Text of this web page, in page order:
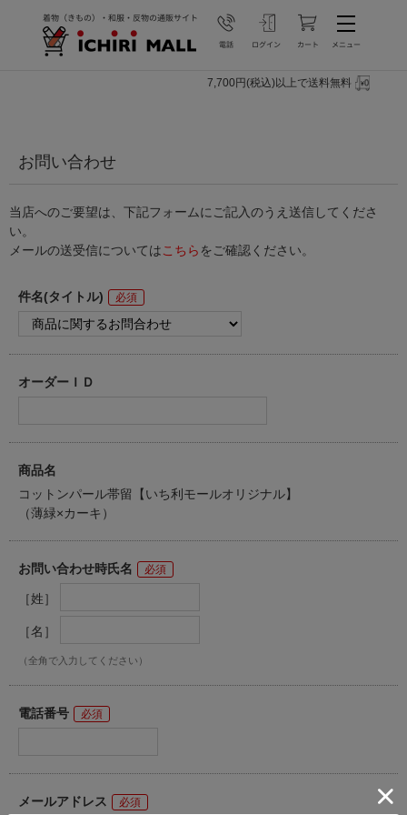
7,700円(税込)以上で送料無料
お問い合わせ
当店へのご要望は、下記フォームにご記入のうえ送信してくださ
い。
メールの送受信については こちら をご確認ください。
件名(タイトル)
オーダーＩＤ
商品名
コットンパール帯留【いち利モールオリジナル】
（薄緑×カーキ）
お問い合わせ時氏名
［姓］
［名］
（全角で入力してください）
電話番号
メールアドレス